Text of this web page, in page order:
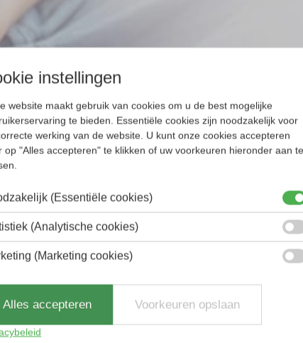
instellingen
website maakt gebruik van cookies om u de best mogelijke
te bieden. Essentiële cookies zijn noodzakelijk voor
werking van de website. U kunt onze cookies accepteren
op "Alles accepteren" te klikken of uw voorkeuren hieronder aan te
(Essentiële cookies)
(Analytische cookies)
(Marketing cookies)
Alles accepteren Voorkeuren opslaan